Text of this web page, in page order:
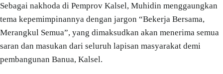
Sebagai nakhoda di Pemprov Kalsel, Muhidin menggaungkan
tema kepemimpinannya dengan jargon “Bekerja Bersama,
Merangkul Semua”, yang dimaksudkan akan menerima semua
saran dan masukan dari seluruh lapisan masyarakat demi
pembangunan Banua, Kalsel.